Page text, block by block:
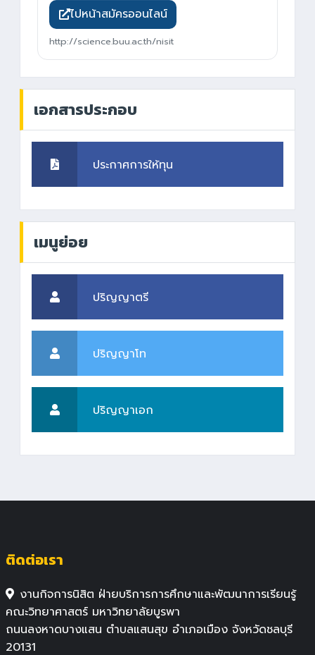
ไปหน้าสมัครออนไลน์
http://science.buu.ac.th/nisit
เอกสารประกอบ
ประกาศการให้ทุน
เมนูย่อย
ปริญญาตรี
ปริญญาโท
ปริญญาเอก
ติดต่อเรา
งานกิจการนิสิต ฝ่ายบริการการศึกษาและพัฒนาการเรียนรู้
คณะวิทยาศาสตร์ มหาวิทยาลัยบูรพา
ถนนลงหาดบางแสน ตำบลแสนสุข อำเภอเมือง จังหวัดชลบุรี
20131